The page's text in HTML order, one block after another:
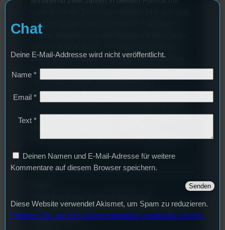
geschichtlichen Basics gecheckt – und eure
Hosen. Begleitet von dekadenten Zahlensnacks
USA, nach Hambach zur Wiege der deutschen
Demokratie und zum Schwammerl am Bahnhof,
um mit der Zweiten Internationalen zu
demonstrieren. Mal wieder ein wilder Mix, in den
es sich insbesondere für die Ankündigung eines
TimeWarp-Specials lohnt reinzuhören und um ein
Psychoanalyse Freud einen an der Waffel hatte.
Link: https://incompetech.filmmusic.io/song/5764-
study-and-relax
Chat
Deine E-Mail-Addresse wird nicht veröffentlicht.
Name *
Email *
Text *
Deinen Namen und E-Mail-Adresse für weitere
Kommentare auf diesem Browser speichern.
Diese Website verwendet Akismet, um Spam zu reduzieren.
Erfahren Sie, wie Ihre Kommentardaten verarbeitet werden.